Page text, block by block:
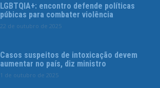
LGBTQIA+: encontro defende políticas
púbicas para combater violência
22 de outubro de 2025
Casos suspeitos de intoxicação devem
aumentar no país, diz ministro
1 de outubro de 2025